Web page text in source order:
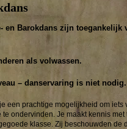
en Barokdans zijn toegankelijk
als volwassen.
– danservaring is niet nodig.
een prachtige mogelijkheid om iets
ondervinden. Je maakt kennis met
klasse. Zij beschouwden de